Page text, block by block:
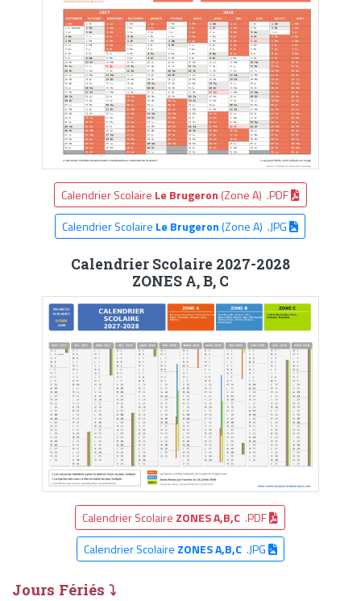
Calendrier Scolaire Le Brugeron (Zone A) .PDF
Calendrier Scolaire Le Brugeron(Zone A) .JPG
Calendrier Scolaire 2027-2028
ZONES A, B, C
Calendrier Scolaire ZONES A,B,C .PDF
Calendrier Scolaire ZONES A,B,C.JPG
Jours Fériés ⤵